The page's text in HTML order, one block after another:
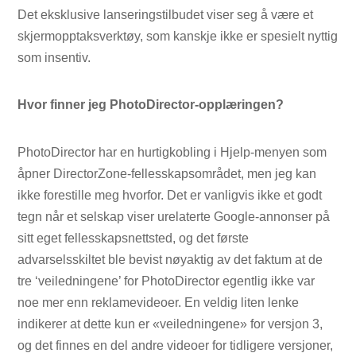
Det eksklusive lanseringstilbudet viser seg å være et
skjermopptaksverktøy, som kanskje ikke er spesielt nyttig
som insentiv.
Hvor finner jeg PhotoDirector-opplæringen?
PhotoDirector har en hurtigkobling i Hjelp-menyen som
åpner DirectorZone-fellesskapsområdet, men jeg kan
ikke forestille meg hvorfor. Det er vanligvis ikke et godt
tegn når et selskap viser urelaterte Google-annonser på
sitt eget fellesskapsnettsted, og det første
advarselsskiltet ble bevist nøyaktig av det faktum at de
tre ‘veiledningene’ for PhotoDirector egentlig ikke var
noe mer enn reklamevideoer. En veldig liten lenke
indikerer at dette kun er «veiledningene» for versjon 3,
og det finnes en del andre videoer for tidligere versjoner,